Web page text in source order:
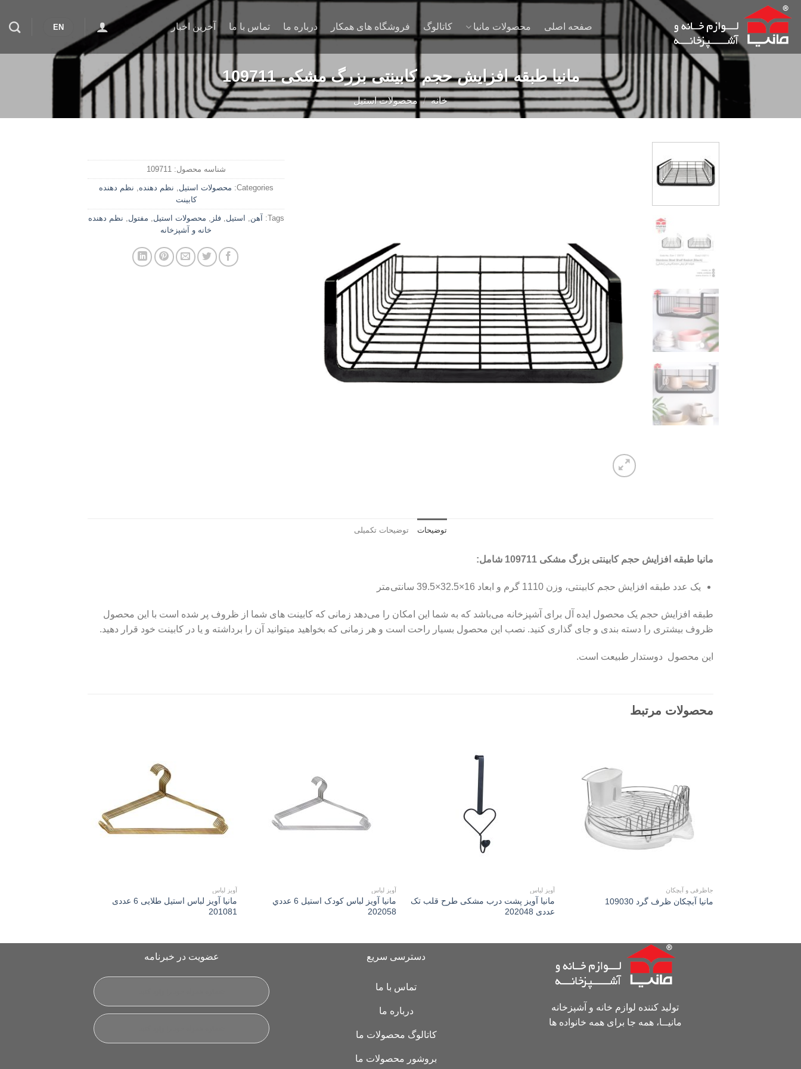
Skip
content
صفحه اصلی محصولات مانیا کاتالوگ فروشگاه های همکار درباره ما تماس با ما آخرین اخبار EN
مانیا طبقه افزايش حجم کابینتی بزرگ مشکی 109711
خانه / محصولات استیل
شناسه محصول:109711
Categories: محصولات استیل, نظم دهنده, نظم دهنده
کابینت
Tags: آهن, استیل,فلز , محصولات استیل, مفتول, نظم دهنده
خانه و آشپزخانه
توضیحات توضیحات تکمیلی
مانیا طبقه افزايش حجم کابینتی بزرگ مشکی 109711 شامل:
یک عدد طبقه افزایش حجم کابینتی، وزن 1110 گرم و ابعاد 16×32.5×39.5 سانتی‌متر
طبقه افزایش حجم یک محصول ایده آل برای آشپزخانه می‌باشد که به شما این امکان را می‌دهد زمانی که کابینت های شما از ظروف پر شده است با این محصول
ظروف بیشتری را دسته بندی و جای گذاری کنید. نصب این محصول بسیار راحت است و هر زمانی که بخواهید میتوانید آن را برداشته و یا در کابینت خود قرار دهید.
این محصول دوستدار طبیعت است.
محصولات مرتبط
Add to
wishlist
جاظرفی و آبچکان
مانیا آبچكان ظرف گرد 109030
آویز لباس
مانیا آويز پشت درب مشکی طرح قلب تک
عددی 202048
آویز لباس
مانیا آويز لباس کودک استیل 6 عددي
202058
آویز لباس
مانیا آويز لباس استیل طلايی 6 عددی
201081
تولید کننده لوازم خانه و آشپزخانه
مانیــا، همه جا برای همه خانواده ها
دسترسی سریع
تماس با ما
درباره ما
کاتالوگ محصولات ما
بروشور محصولات ما
عضویت در خبرنامه